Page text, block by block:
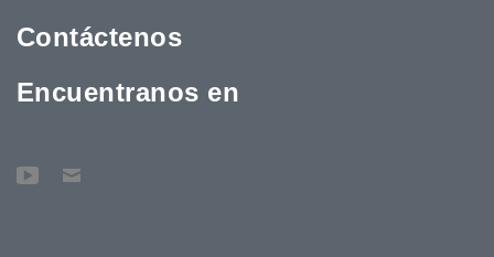
Contáctenos
Encuentranos en